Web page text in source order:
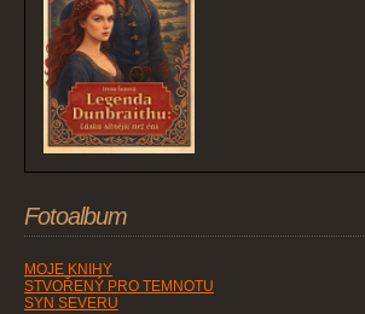
Fotoalbum
MOJE KNIHY
STVOŘENÝ PRO TEMNOTU
SYN SEVERU